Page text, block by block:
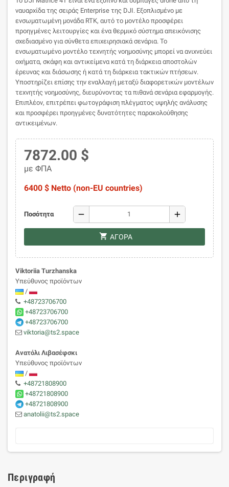
ναυαρχίδα της σειράς Enterprise της DJI. Εξοπλισμένο με
ενσωματωμένη μονάδα RTK, αυτό το μοντέλο προσφέρει
προηγμένες λειτουργίες και ένα θερμικό σύστημα απεικόνισης
σχεδιασμένο για σύνθετα επιχειρησιακά σενάρια. Το
ενσωματωμένο μοντέλο τεχνητής νοημοσύνης μπορεί να ανιχνεύει
οχήματα, σκάφη και αντικείμενα κατά τη διάρκεια αποστολών
έρευνας και διάσωσης ή κατά τη διάρκεια τακτικών πτήσεων.
Υποστηρίζει επίσης την εναλλαγή μεταξύ διαφορετικών μοντέλων
τεχνητής νοημοσύνης, διευρύνοντας τα πιθανά σενάρια εφαρμογής.
Επιπλέον, επιτρέπει φωτογράφιση πλέγματος υψηλής ανάλυσης
και προσφέρει προηγμένες δυνατότητες παρακολούθησης
αντικειμένων.
7872.00 $
με ΦΠΑ
6400 $ Netto (non-EU countries)
Ποσότητα remove add
shopping_cart ΑΓΟΡΆ
Viktoriia Turzhanska
Υπεύθυνος προϊόντων
/
+48723706700
+48723706700
+48723706700
viktoria@ts2.space
Ανατόλι Λιβασέφσκι
Υπεύθυνος προϊόντων
/
+48721808900
+48721808900
+48721808900
anatolii@ts2.space
Περιγραφή